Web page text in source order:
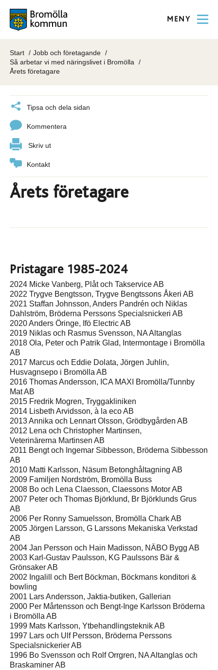
MENY
Start
Jobb och företagande
Så arbetar vi med näringslivet i Bromölla
Årets företagare
Tipsa och dela sidan
Kommentera
Skriv ut
Kontakt
Årets företagare
Pristagare 1985-2024
2024 Micke Vanberg, Plåt och Takservice AB
2022 Trygve Bengtsson, Trygve Bengtssons Åkeri AB
2021 Staffan Johnsson, Anders Pandrén och Niklas
Dahlström, Bröderna Perssons Specialsnickeri AB
2020 Anders Öringe, Ifö Electric AB
2019 Niklas och Rasmus Svensson, NA Altanglas
2018 Ola, Peter och Patrik Glad, Intermontage i Bromölla
AB
2017 Marcus och Eddie Dolata, Jörgen Juhlin,
Husvagnsepo i Bromölla AB
2016 Thomas Andersson, ICA MAXI Bromölla/Tunnby
Mat AB
2015 Fredrik Mogren, Tryggakliniken
2014 Lisbeth Arvidsson, à la eco AB
2013 Annika och Lennart Olsson, Grödbygården AB
2012 Lena och Christopher Martinsen,
Veterinärerna Martinsen AB
2011 Bengt och Ingemar Sibbesson, Bröderna Sibbesson
AB
2010 Matti Karlsson, Näsum Betonghåltagning AB
2009 Familjen Nordström, Bromölla Buss
2008 Bo och Lena Claesson, Claessons Motor AB
2007 Peter och Thomas Björklund, Br Björklunds Grus
AB
2006 Per Ronny Samuelsson, Bromölla Chark AB
2005 Jörgen Larsson, G Larssons Mekaniska Verkstad
AB
2004 Jan Persson och Hain Madisson, NÄBO Bygg AB
2003 Karl-Gustav Paulsson, KG Paulssons Bär &
Grönsaker AB
2002 Ingalill och Bert Böckman, Böckmans konditori &
bowling
2001 Lars Andersson, Jaktia-butiken, Gallerian
2000 Per Mårtensson och Bengt-Inge Karlsson Bröderna
i Bromölla AB
1999 Mats Karlsson, Ytbehandlingsteknik AB
1997 Lars och Ulf Persson, Bröderna Perssons
Specialsnickerier AB
1996 Bo Svensson och Rolf Orrgren, NA Altanglas och
Braskaminer AB